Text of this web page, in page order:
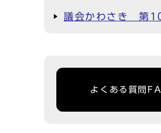
議会かわさき 第
よくある質問